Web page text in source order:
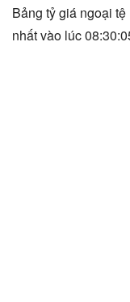
Bảng tỷ giá ngoại
nhất vào lúc